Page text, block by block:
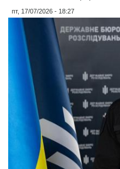
пт, 17/07/2026 - 18:27